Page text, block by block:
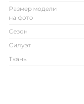
Размер модели
на фото
Сезон
Силуэт
Ткань